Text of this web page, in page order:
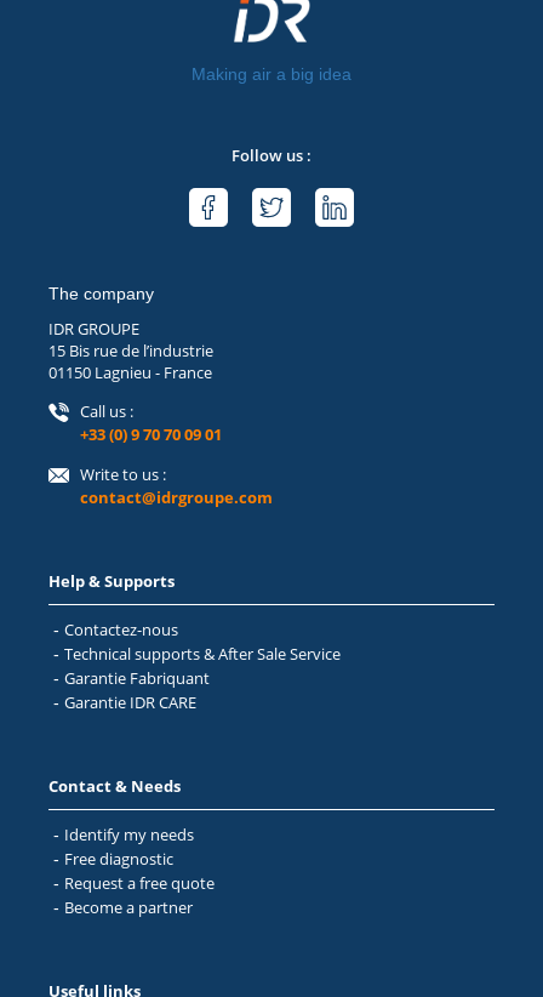
Making air a big idea
Follow us :
The company
IDR GROUPE
15 Bis rue de l’industrie
01150 Lagnieu - France
Call us :
+33 (0) 9 70 70 09 01
Write to us :
contact@idrgroupe.com
Footer
menu
help
and
Help & Supports
Contactez-nous
Technical supports & After Sale Service
Garantie Fabriquant
Garantie IDR CARE
Footer
menu
Contact
and
Contact & Needs
Identify my needs
Free diagnostic
Request a free quote
Become a partner
Useful links